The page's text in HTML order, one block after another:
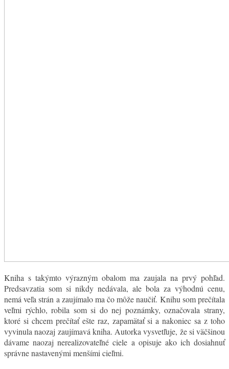
Kniha s takýmto výrazným obalom ma zaujala na prvý pohľad.
Predsavzatia som si nikdy nedávala, ale bola za výhodnú cenu,
nemá veľa strán a zaujímalo ma čo môže naučiť. Knihu som prečítala
veľmi rýchlo, robila som si do nej poznámky, označovala strany,
ktoré si chcem prečítať ešte raz, zapamätať si a nakoniec sa z toho
vyvinula naozaj zaujímavá kniha. Autorka vysvetľuje, že si väčšinou
dávame naozaj nerealizovateľné ciele a opisuje ako ich dosiahnuť
správne nastavenými menšími cieľmi.